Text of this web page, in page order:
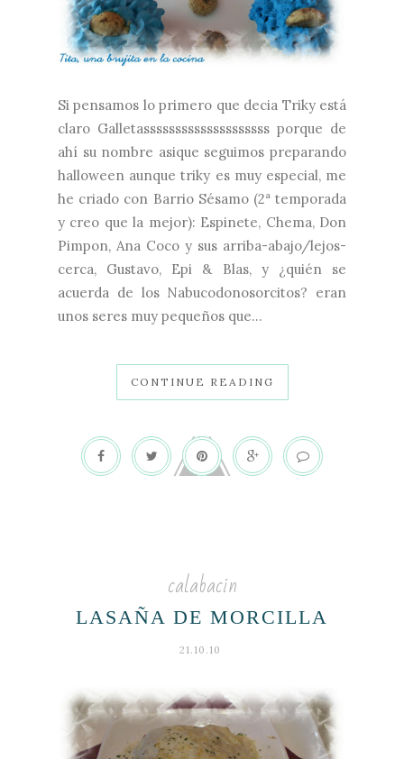
Si pensamos lo primero que decia Triky está
claro Galletassssssssssssssssssss porque de
ahí su nombre asique seguimos preparando
halloween aunque triky es muy especial, me
he criado con Barrio Sésamo (2ª temporada
y creo que la mejor): Espinete, Chema, Don
Pimpon, Ana Coco y sus arriba-abajo/lejos-
cerca, Gustavo, Epi & Blas, y ¿quién se
acuerda de los Nabucodonosorcitos? eran
unos seres muy pequeños que...
CONTINUE READING
calabacin
LASAÑA DE MORCILLA
21.10.10